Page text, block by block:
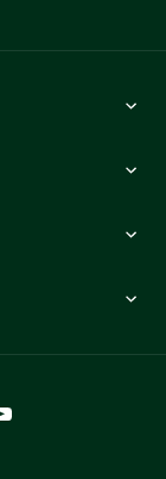
данных